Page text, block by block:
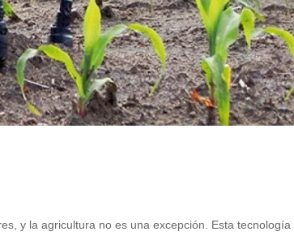
y la agricultura no es una excepción. Esta tecnología